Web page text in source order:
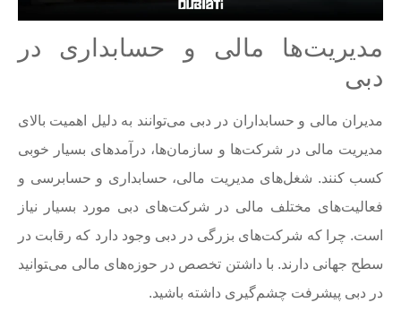
مدیریت‌ها مالی و حسابداری در
دبی
مدیران مالی و حسابداران در دبی می‌توانند به دلیل اهمیت بالای
مدیریت مالی در شرکت‌ها و سازمان‌ها، درآمدهای بسیار خوبی
کسب کنند. شغل‌های مدیریت مالی، حسابداری و حسابرسی و
فعالیت‌های مختلف مالی در شرکت‌های دبی مورد بسیار نیاز
است. چرا که شرکت‌های بزرگی در دبی وجود دارد که رقابت در
سطح جهانی دارند. با داشتن تخصص در حوزه‌های مالی می‌‍توانید
در دبی پیشرفت چشم‌گیری داشته باشید.